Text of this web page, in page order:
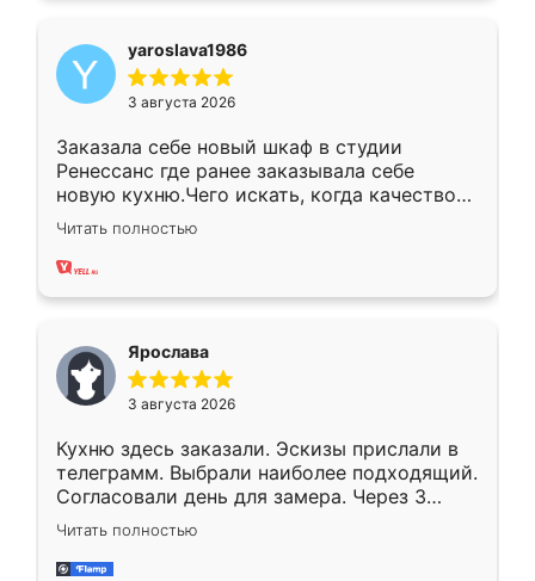
yaroslava1986
3 августа 2026
Заказала себе новый шкаф в студии
Ренессанс где ранее заказывала себе
новую кухню.Чего искать, когда качеством
вполне довольна. Служит кухня уже почти
два года, нареканий нет.
Читать полностью
Ярослава
3 августа 2026
Кухню здесь заказали. Эскизы прислали в
телеграмм. Выбрали наиболее подходящий.
Согласовали день для замера. Через 3
недели кухня была уже готова. Остались
довольны работой. Спасибо Ренессанс
мебель за качественную работу!
Читать полностью